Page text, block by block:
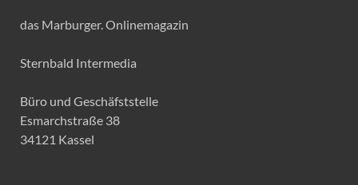
das Marburger. Onlinemagazin
Sternbald Intermedia
Büro und Geschäfststelle
Esmarchstraße 38
34121 Kassel